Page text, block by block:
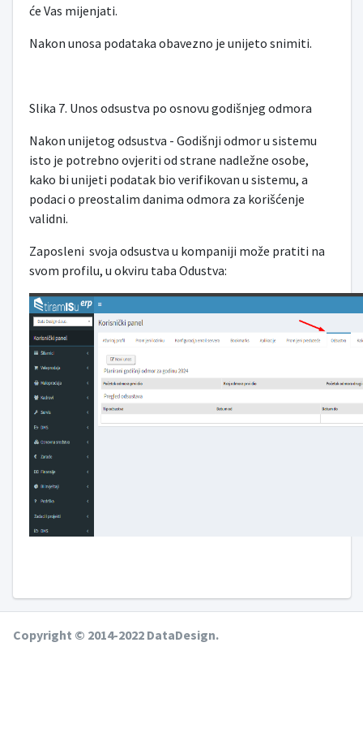
će Vas mijenjati.
Nakon unosa podataka obavezno je unijeto snimiti.
Slika 7. Unos odsustva po osnovu godišnjeg odmora
Nakon unijetog odsustva - Godišnji odmor u sistemu
isto je potrebno ovjeriti od strane nadležne osobe,
kako bi unijeti podatak bio verifikovan u sistemu, a
podaci o preostalim danima odmora za korišćenje
validni.
Zaposleni svoja odsustva u kompaniji može pratiti na
svom profilu, u okviru taba Odustva:
Copyright © 2014-2022 DataDesign.